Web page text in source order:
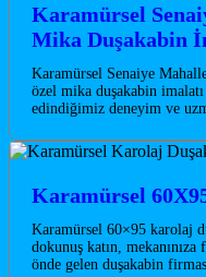
Karamürsel
Mika Duşakabin
Karamürsel Senaiye
özel mika duşakabin
edindiğimiz deneyim ve
Karamürsel
Karamürsel 60×95 karolaj
dokunuş katın,
önde gelen duşakabin